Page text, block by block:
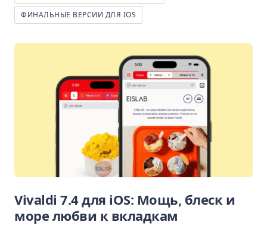
ФИНАЛЬНЫЕ ВЕРСИИ ДЛЯ IOS
Vivaldi 7.4 для iOS: Мощь, блеск и
море любви к вкладкам